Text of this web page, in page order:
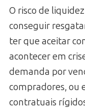
O risco de
conseguir
ter que aceitar
acontecer em
demanda por
compradores, ou
contratuais